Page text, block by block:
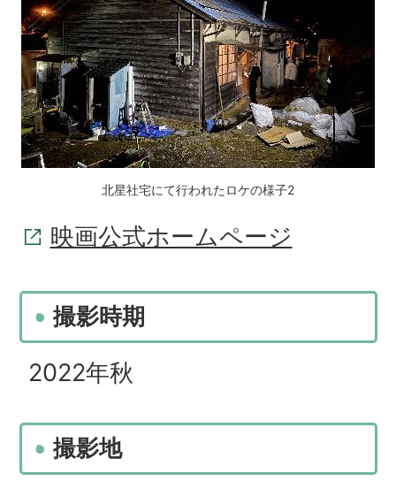
北星社宅にて行われたロケの様子2
映画公式ホームページ
撮影時期
2022年秋
撮影地